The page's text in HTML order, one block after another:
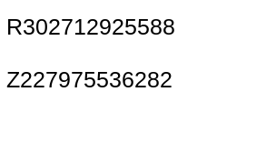
R302712925588
Z227975536282